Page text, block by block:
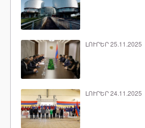
ԼՈՒՐԵՐ 25.11.2025
ԼՈՒՐԵՐ 24.11.2025